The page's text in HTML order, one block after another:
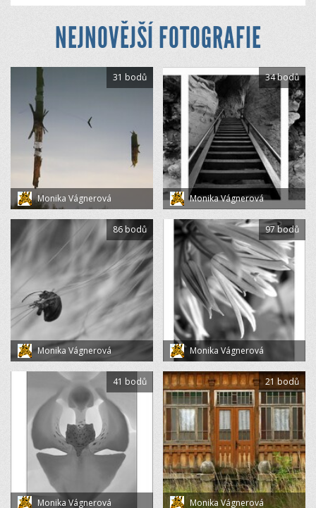
NEJNOVĚJŠÍ FOTOGRAFIE
Monika Vágnerová
31 bodů
Monika Vágnerová
34 bodů
Monika Vágnerová
86 bodů
Monika Vágnerová
97 bodů
Monika Vágnerová
41 bodů
Monika Vágnerová
21 bodů